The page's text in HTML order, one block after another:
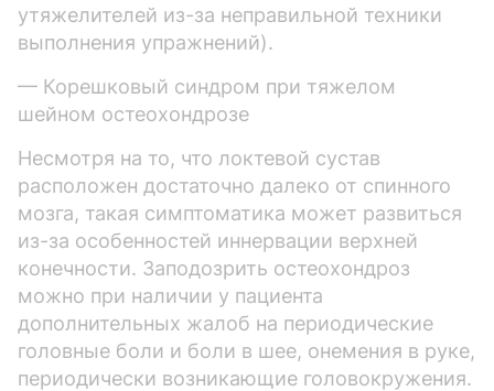
утяжелителей из-за неправильной техники
выполнения упражнений).
— Корешковый синдром при тяжелом
шейном остеохондрозе
Несмотря на то, что локтевой сустав
расположен достаточно далеко от спинного
мозга, такая симптоматика может развиться
из-за особенностей иннервации верхней
конечности. Заподозрить остеохондроз
можно при наличии у пациента
дополнительных жалоб на периодические
головные боли и боли в шее, онемения в руке,
периодически возникающие головокружения.